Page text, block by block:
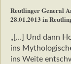
Reutlinger General
28.01.2013 in
„[…] Und dann
ins
ins Weite